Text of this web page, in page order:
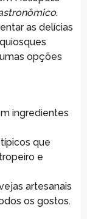
.
as delícias
opções
ingredientes
que
e
artesanais
os gostos.